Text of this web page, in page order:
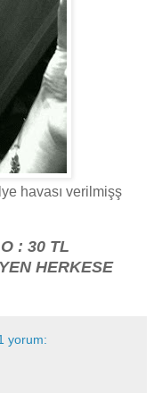
havası verilmişş
: 30 TL
HERKESE
yorum: